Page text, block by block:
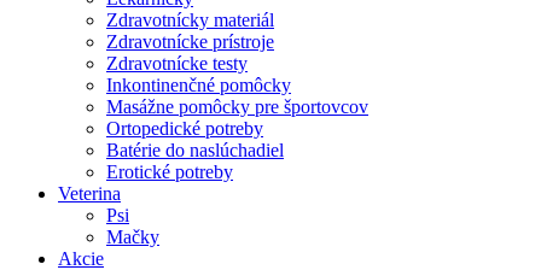
Zdravotnícky materiál
Zdravotnícke prístroje
Zdravotnícke testy
Inkontinenčné pomôcky
Masážne pomôcky pre športovcov
Ortopedické potreby
Batérie do naslúchadiel
Erotické potreby
Veterina
Psi
Mačky
Akcie